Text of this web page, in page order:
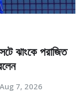
ঝাংকে পরাজিত
Aug 7, 2026